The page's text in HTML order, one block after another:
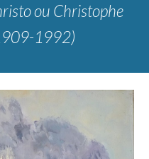
ou Christophe
1992)